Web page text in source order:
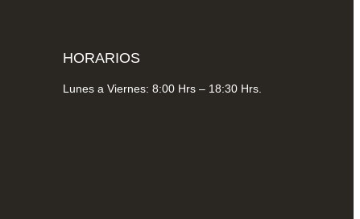
HORARIOS
Lunes a Viernes: 8:00 Hrs – 18:30 Hrs.